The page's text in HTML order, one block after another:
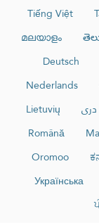
Tiếng Việt
മലയാളം
Deutsch
Nederlands
Lietuvių
دری
Română
Oromoo
Українська